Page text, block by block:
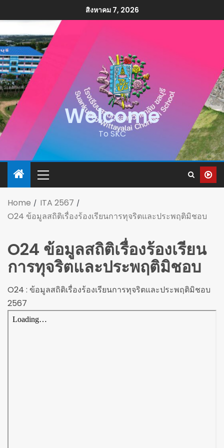
สิงหาคม 7, 2026
Welcome
To SKC
Home
ITA 2567
O24 ข้อมูลสถิติเรื่องร้องเรียนการทุจริตและประพฤติมิชอบ
O24 ข้อมูลสถิติเรื่องร้องเรียน
การทุจริตและประพฤติมิชอบ
O24 : ข้อมูลสถิติเรื่องร้องเรียนการทุจริตและประพฤติมิชอบ
2567